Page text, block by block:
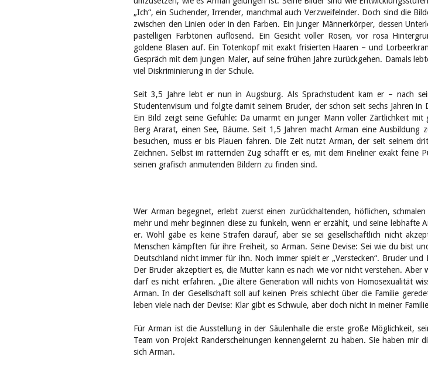
„Ich“, ein Suchender, Irrender, manchmal auch Verzweifelnder. Doch sind die
zwischen den Linien oder in den Farben. Ein junger Männerkörper, dessen
pastelligen Farbtönen auflösend. Ein Gesicht voller Rosen, vor rosa
goldene Blasen auf. Ein Totenkopf mit exakt frisierten Haaren – und
Gespräch mit dem jungen Maler, auf seine frühen Jahre zurückgehen. Damals
viel Diskriminierung in der Schule.
Seit 3,5 Jahre lebt er nun in Augsburg. Als Sprachstudent kam er – nach
Studentenvisum und folgte damit seinem Bruder, der schon seit sechs Jahren
Ein Bild zeigt seine Gefühle: Da umarmt ein junger Mann voller Zärtlichkeit mit
Berg Ararat, einen See, Bäume. Seit 1,5 Jahren macht Arman eine
besuchen, muss er bis Plauen fahren. Die Zeit nutzt Arman, der seit seinem
Zeichnen. Selbst im ratternden Zug schafft er es, mit dem Fineliner exakt
seinen grafisch anmutenden Bildern zu finden sind.
Wer Arman begegnet, erlebt zuerst einen zurückhaltenden, höflichen,
mehr und mehr beginnen diese zu funkeln, wenn er erzählt, und seine lebhafte
er. Wohl gäbe es keine Strafen darauf, aber sie sei gesellschaftlich nicht
Menschen kämpften für ihre Freiheit, so Arman. Seine Devise: Sei wie du bist
Deutschland nicht immer für ihn. Noch immer spielt er „Verstecken“. Bruder
Der Bruder akzeptiert es, die Mutter kann es nach wie vor nicht verstehen. Aber
darf es nicht erfahren. „Die ältere Generation will nichts von Homosexualität
Arman. In der Gesellschaft soll auf keinen Preis schlecht über die Familie
leben viele nach der Devise: Klar gibt es Schwule, aber doch nicht in meiner
Für Arman ist die Ausstellung in der Säulenhalle die erste große Möglichkeit,
Team von Projekt Randerscheinungen kennengelernt zu haben. Sie haben mir
sich Arman.